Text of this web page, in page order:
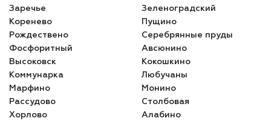
Заречье
Зеленоградский
Коренево
Пущино
Рождествено
Серебрянные пруды
Фосфоритный
Авсюнино
Высоковск
Кокошкино
Коммунарка
Любучаны
Марфино
Монино
Рассудово
Столбовая
Хорлово
Алабино